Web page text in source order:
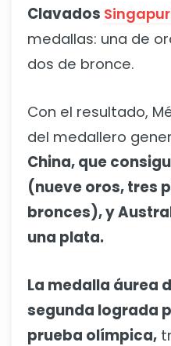
Clavados
medallas: una de
dos de bronce.
Con el resultado,
del medallero
China, que
(nueve oros, tres
bronces), y
una plata.
La medalla áurea
segunda lograda
prueba olímpica,